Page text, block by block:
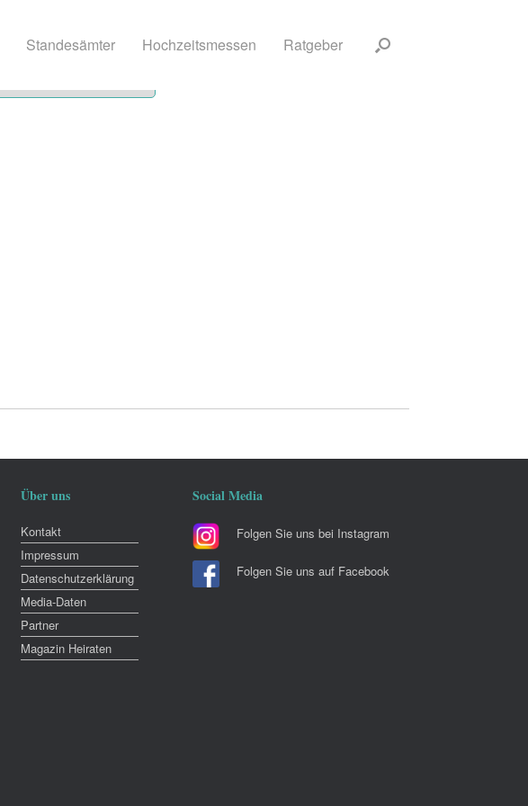
Standesämter Hochzeitsmessen Ratgeber
Über uns
Kontakt
Impressum
Datenschutzerklärung
Media-Daten
Partner
Magazin Heiraten
Social Media
Folgen Sie uns bei Instagram
Folgen Sie uns auf Facebook